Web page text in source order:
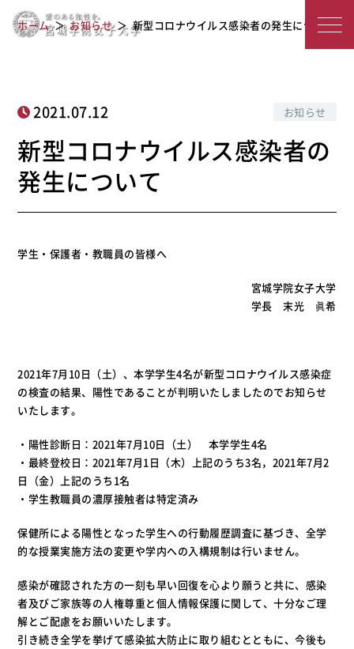
宮
女
子
大
新型コロナウイルス感染者の発生につ
いて
ホーム お知らせ 新型コロナウイルス感染者の発生について
2021.07.12 お知らせ
新型コロナウイルス感染者の
発生について
学生・保護者・教職員の皆様へ
宮城学院女子大学
学長 末光 眞希
2021年7月10日（土）、本学学生4名が新型コロナウイルス感染症
の検査の結果、陽性であることが判明いたしましたのでお知らせ
いたします。
・陽性診断日：2021年7月10日（土） 本学学生4名
・最終登校日：2021年7月1日（木）上記のうち3名，2021年7月2
日（金）上記のうち1名
・学生教職員の濃厚接触者は特定済み
保健所による陽性となった学生への行動履歴調査に基づき、全学
的な授業実施方法の変更や学内への入構規制は行いません。
感染が確認された方の一刻も早い回復を心より願うと共に、感染
者及びご家族等の人権尊重と個人情報保護に関して、十分なご理
解とご配慮をお願いいたします。
引き続き全学を挙げて感染拡大防止に取り組むとともに、今後も